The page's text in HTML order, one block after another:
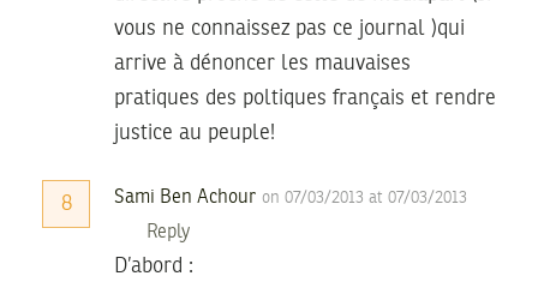
vous ne connaissez pas ce journal )qui
arrive à dénoncer les mauvaises
pratiques des poltiques français et rendre
justice au peuple!
8 Sami Ben Achour on 07/03/2013 at 07/03/2013
Reply
D’abord :